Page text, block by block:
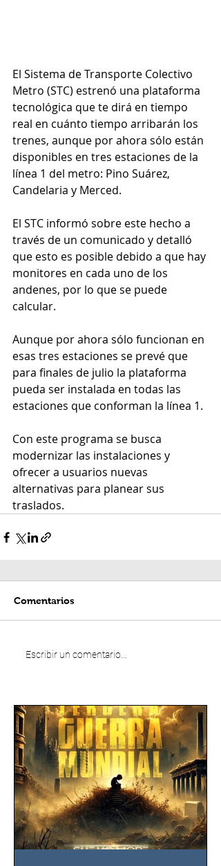
El Sistema de Transporte Colectivo
Metro (STC) estrenó una plataforma
tecnológica que te dirá en tiempo
real en cuánto tiempo arribarán los
trenes, aunque por ahora sólo están
disponibles en tres estaciones de la
línea 1 del metro: Pino Suárez,
Candelaria y Merced.
El STC informó sobre este hecho a
través de un comunicado y detalló
que esto es posible debido a que hay
monitores en cada uno de los
andenes, por lo que se puede
calcular.
Aunque por ahora sólo funcionan en
esas tres estaciones se prevé que
para finales de julio la plataforma
pueda ser instalada en todas las
estaciones que conforman la línea 1.
Con este programa se busca
modernizar las instalaciones y
ofrecer a usuarios nuevas
alternativas para planear sus
traslados.
Comentarios
Escribir un comentario...